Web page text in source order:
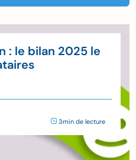
: le bilan 2025 le
3min de lecture